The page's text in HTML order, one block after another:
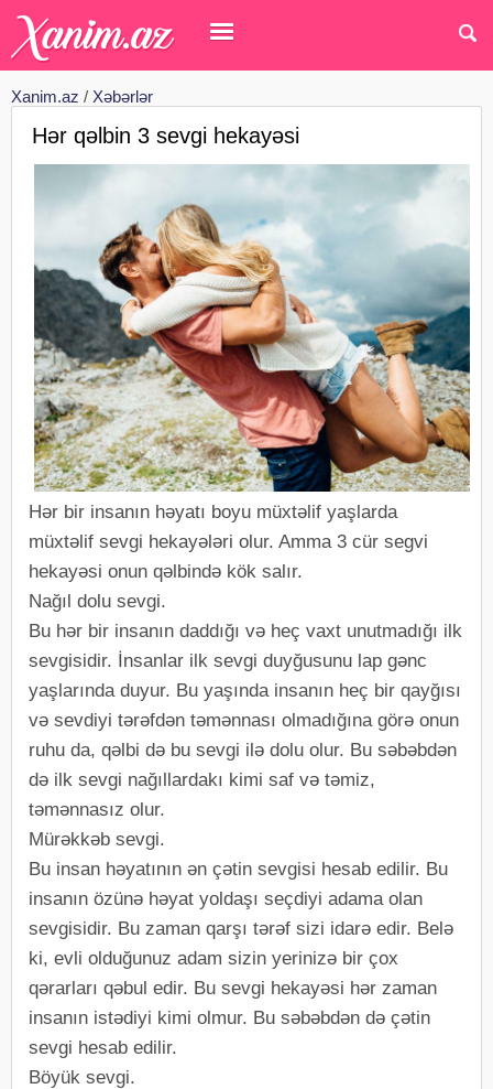
Xanim.az / Xəbərlər
Hər qəlbin 3 sevgi hekayəsi
Hər bir insanın həyatı boyu müxtəlif yaşlarda
müxtəlif sevgi hekayələri olur. Amma 3 cür segvi
hekayəsi onun qəlbində kök salır.
Nağıl dolu sevgi.
Bu hər bir insanın daddığı və heç vaxt unutmadığı ilk
sevgisidir. İnsanlar ilk sevgi duyğusunu lap gənc
yaşlarında duyur. Bu yaşında insanın heç bir qayğısı
və sevdiyi tərəfdən təmənnası olmadığına görə onun
ruhu da, qəlbi də bu sevgi ilə dolu olur. Bu səbəbdən
də ilk sevgi nağıllardakı kimi saf və təmiz,
təmənnasız olur.
Mürəkkəb sevgi.
Bu insan həyatının ən çətin sevgisi hesab edilir. Bu
insanın özünə həyat yoldaşı seçdiyi adama olan
sevgisidir. Bu zaman qarşı tərəf sizi idarə edir. Belə
ki, evli olduğunuz adam sizin yerinizə bir çox
qərarları qəbul edir. Bu sevgi hekayəsi hər zaman
insanın istədiyi kimi olmur. Bu səbəbdən də çətin
sevgi hesab edilir.
Böyük sevgi.